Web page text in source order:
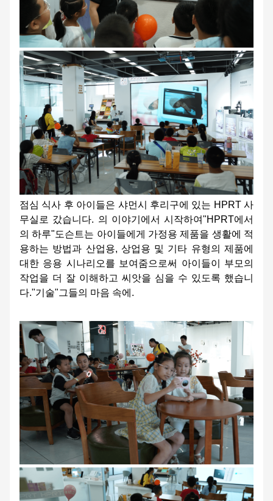
점심 식사 후 아이들은 샤먼시 후리구에 있는 HPRT 사
무실로 갔습니다. 의 이야기에서 시작하여"HPRT에서
의 하루"도슨트는 아이들에게 가정용 제품을 생활에 적
용하는 방법과 산업용, 상업용 및 기타 유형의 제품에
대한 응용 시나리오를 보여줌으로써 아이들이 부모의
작업을 더 잘 이해하고 씨앗을 심을 수 있도록 했습니
다."기술"그들의 마음 속에.